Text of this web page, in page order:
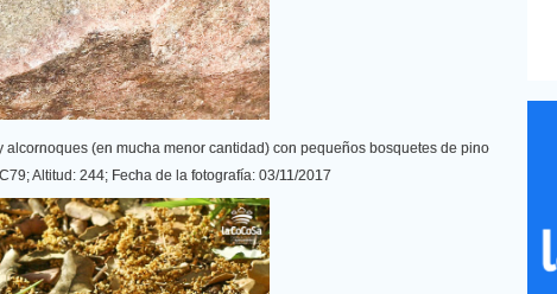
alcornoques (en mucha menor cantidad) con pequeños bosquetes de pino
Altitud: 244; Fecha de la fotografía: 03/11/2017